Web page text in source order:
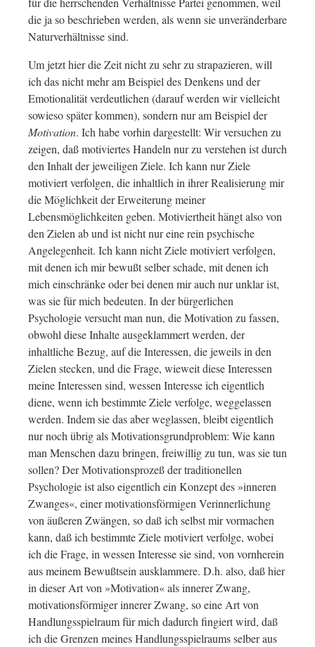
die ja so beschrieben werden, als wenn sie unveränderbare
Naturverhältnisse sind.
Um jetzt hier die Zeit nicht zu sehr zu strapazieren, will
ich das nicht mehr am Beispiel des Denkens und der
Emotionalität verdeutlichen (darauf werden wir vielleicht
sowieso später kommen), sondern nur am Beispiel der
Motivation. Ich habe vorhin dargestellt: Wir versuchen zu
zeigen, daß motiviertes Handeln nur zu verstehen ist durch
den Inhalt der jeweiligen Ziele. Ich kann nur Ziele
motiviert verfolgen, die inhaltlich in ihrer Realisierung mir
die Möglichkeit der Erweiterung meiner
Lebensmöglichkeiten geben. Motiviertheit hängt also von
den Zielen ab und ist nicht nur eine rein psychische
Angelegenheit. Ich kann nicht Ziele motiviert verfolgen,
mit denen ich mir bewußt selber schade, mit denen ich
mich einschränke oder bei denen mir auch nur unklar ist,
was sie für mich bedeuten. In der bürgerlichen
Psychologie versucht man nun, die Motivation zu fassen,
obwohl diese Inhalte ausgeklammert werden, der
inhaltliche Bezug, auf die Interessen, die jeweils in den
Zielen stecken, und die Frage, wieweit diese Interessen
meine Interessen sind, wessen Interesse ich eigentlich
diene, wenn ich bestimmte Ziele verfolge, weggelassen
werden. Indem sie das aber weglassen, bleibt eigentlich
nur noch übrig als Motivationsgrundproblem: Wie kann
man Menschen dazu bringen, freiwillig zu tun, was sie tun
sollen? Der Motivationsprozeß der traditionellen
Psychologie ist also eigentlich ein Konzept des »inneren
Zwanges«, einer motivationsförmigen Verinnerlichung
von äußeren Zwängen, so daß ich selbst mir vormachen
kann, daß ich bestimmte Ziele motiviert verfolge, wobei
ich die Frage, in wessen Interesse sie sind, von vornherein
aus meinem Bewußtsein ausklammere. D.h. also, daß hier
in dieser Art von »Motivation« als innerer Zwang,
motivationsförmiger innerer Zwang, so eine Art von
Handlungsspielraum für mich dadurch fingiert wird, daß
ich die Grenzen meines Handlungsspielraums selber aus